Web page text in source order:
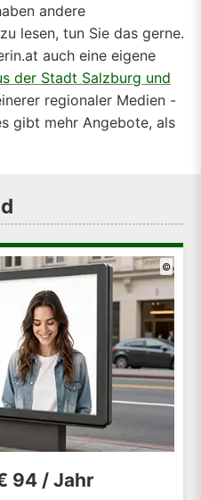
andere
lesen, tun Sie das gerne.
auch eine eigene
der Stadt Salzburg und
regionaler Medien -
gibt mehr Angebote, als
©
94 / Jahr